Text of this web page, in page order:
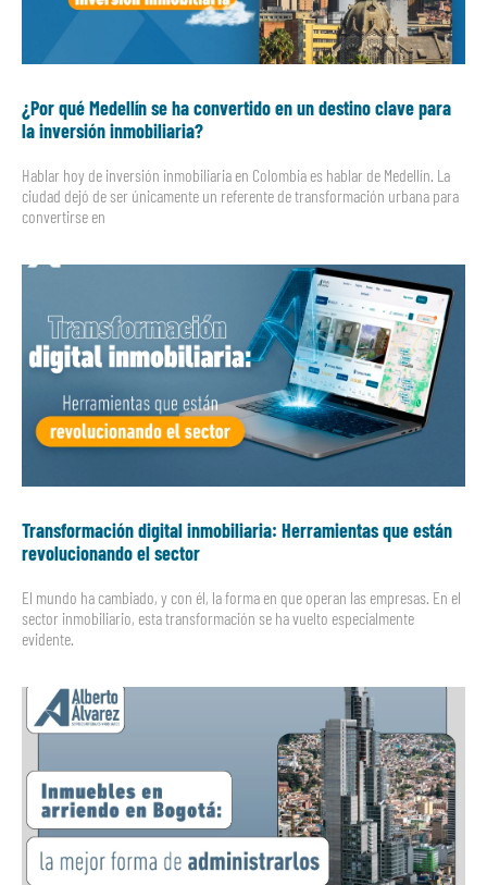
¿Por qué Medellín se ha convertido en un destino clave para
la inversión inmobiliaria?
Hablar hoy de inversión inmobiliaria en Colombia es hablar de Medellín. La
ciudad dejó de ser únicamente un referente de transformación urbana para
convertirse en
Transformación digital inmobiliaria: Herramientas que están
revolucionando el sector
El mundo ha cambiado, y con él, la forma en que operan las empresas. En el
sector inmobiliario, esta transformación se ha vuelto especialmente
evidente.